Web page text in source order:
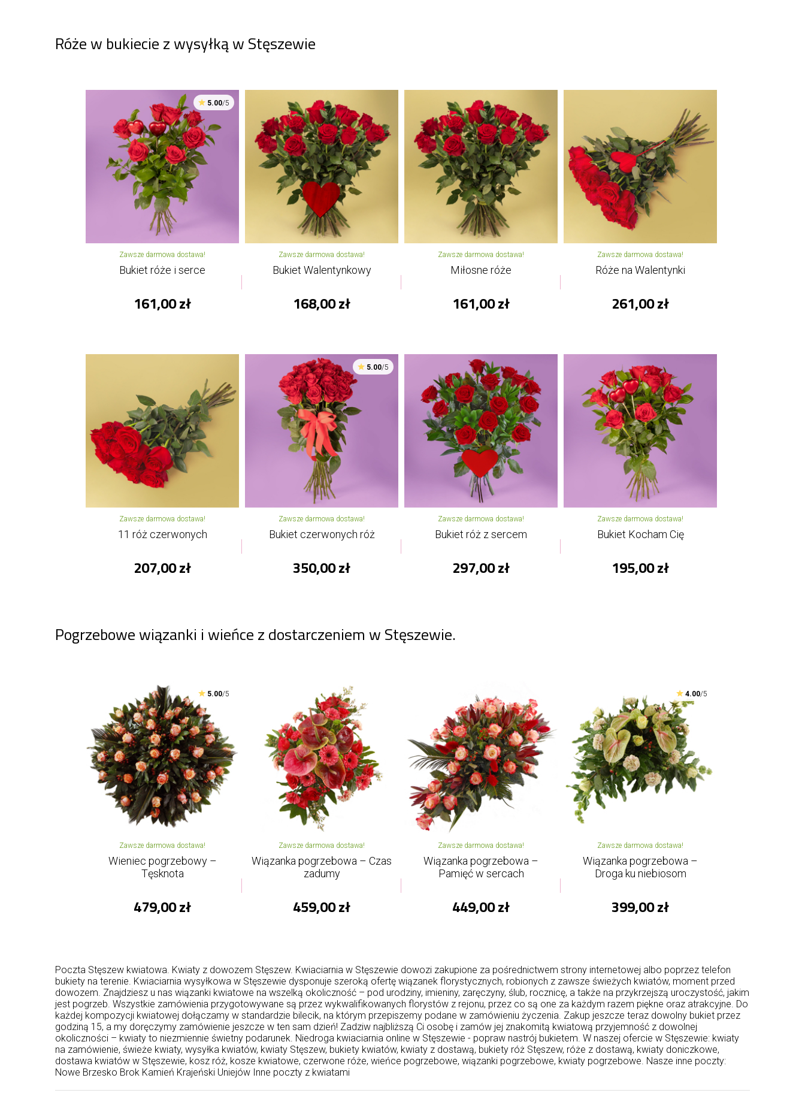
Róże w bukiecie z wysyłką w Stęszewie
5.00/5
Zawsze darmowa dostawa!
Bukiet róże i serce
161,00 zł
Zawsze darmowa dostawa!
Bukiet Walentynkowy
168,00 zł
Zawsze darmowa dostawa!
Miłosne róże
161,00 zł
Zawsze darmowa dostawa!
Róże na Walentynki
261,00 zł
Zawsze darmowa dostawa!
11 róż czerwonych
207,00 zł
5.00/5
Zawsze darmowa dostawa!
Bukiet czerwonych róż
350,00 zł
Zawsze darmowa dostawa!
Bukiet róż z sercem
297,00 zł
Zawsze darmowa dostawa!
Bukiet Kocham Cię
195,00 zł
Pogrzebowe wiązanki i wieńce z dostarczeniem w Stęszewie.
5.00/5
Zawsze darmowa dostawa!
Wieniec pogrzebowy –
Tęsknota
479,00 zł
Zawsze darmowa dostawa!
Wiązanka pogrzebowa – Czas
zadumy
459,00 zł
Zawsze darmowa dostawa!
Wiązanka pogrzebowa –
Pamięć w sercach
449,00 zł
4.00/5
Zawsze darmowa dostawa!
Wiązanka pogrzebowa –
Droga ku niebiosom
399,00 zł
Poczta Stęszew kwiatowa. Kwiaty z dowozem Stęszew. Kwiaciarnia w Stęszewie dowozi zakupione za pośrednictwem strony internetowej albo poprzez telefon
bukiety na terenie. Kwiaciarnia wysyłkowa w Stęszewie dysponuje szeroką ofertę wiązanek florystycznych, robionych z zawsze świeżych kwiatów, moment przed
dowozem. Znajdziesz u nas wiązanki kwiatowe na wszelką okoliczność – pod urodziny, imieniny, zaręczyny, ślub, rocznicę, a także na przykrzejszą uroczystość, jakim
jest pogrzeb. Wszystkie zamówienia przygotowywane są przez wykwalifikowanych florystów z rejonu, przez co są one za każdym razem piękne oraz atrakcyjne. Do
każdej kompozycji kwiatowej dołączamy w standardzie bilecik, na którym przepiszemy podane w zamówieniu życzenia. Zakup jeszcze teraz dowolny bukiet przez
godziną 15, a my doręczymy zamówienie jeszcze w ten sam dzień! Zadziw najbliższą Ci osobę i zamów jej znakomitą kwiatową przyjemność z dowolnej
okoliczności – kwiaty to niezmiennie świetny podarunek. Niedroga kwiaciarnia online w Stęszewie - popraw nastrój bukietem. W naszej ofercie w Stęszewie: kwiaty
na zamówienie, świeże kwiaty, wysyłka kwiatów, kwiaty Stęszew, bukiety kwiatów, kwiaty z dostawą, bukiety róż Stęszew, róże z dostawą, kwiaty doniczkowe,
dostawa kwiatów w Stęszewie, kosz róż, kosze kwiatowe, czerwone róże, wieńce pogrzebowe, wiązanki pogrzebowe, kwiaty pogrzebowe. Nasze inne poczty:
Nowe Brzesko Brok Kamień Krajeński Uniejów Inne poczty z kwiatami